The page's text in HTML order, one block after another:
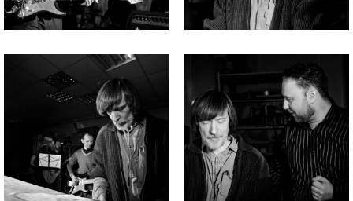
Файл
изображения
Файл
изображения